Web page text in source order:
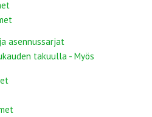
asennussarjat
takuulla - Myös